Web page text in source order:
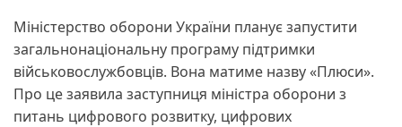
Міністерство оборони України планує запустити
загальнонаціональну програму підтримки
військовослужбовців. Вона матиме назву «Плюси».
Про це заявила заступниця міністра оборони з
питань цифрового розвитку, цифрових